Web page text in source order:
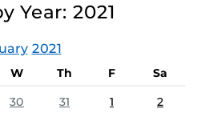
Year: 2021
2021
W Th F
Sa
30 31 1 2